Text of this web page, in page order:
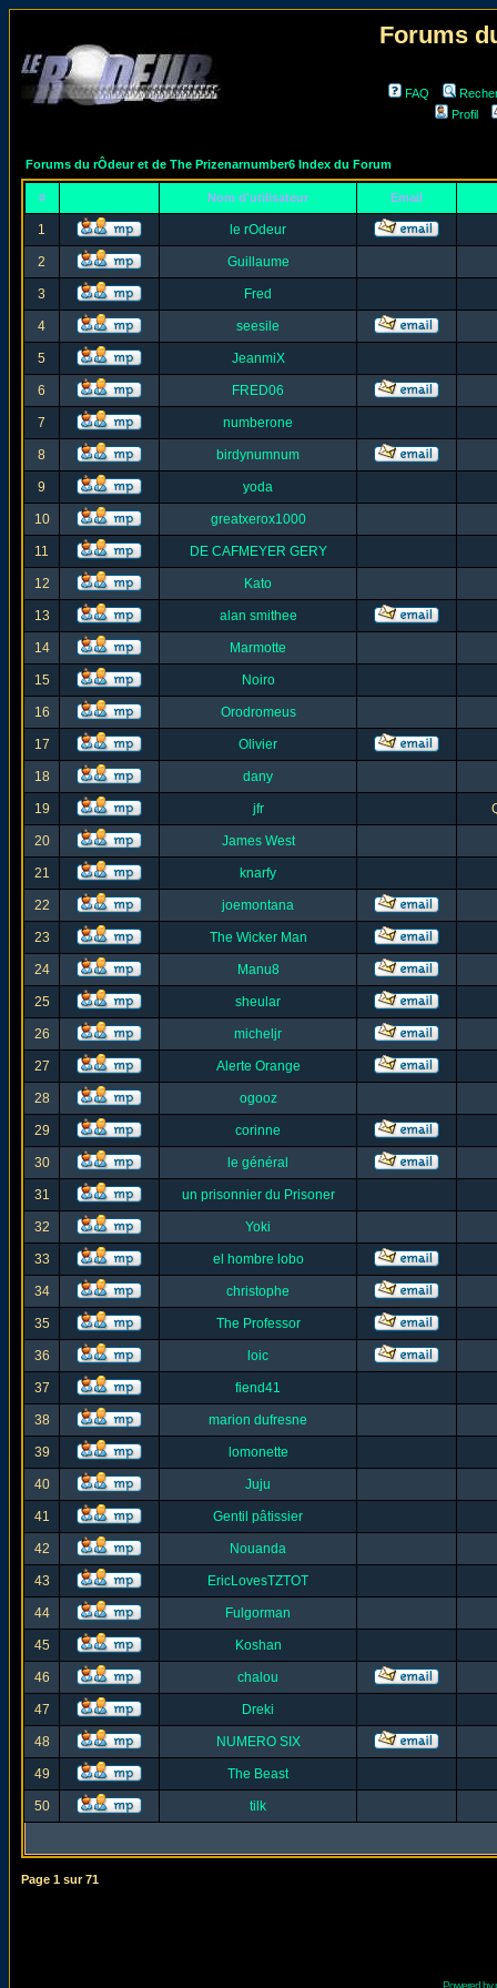
Forums
FAQ
Profil
Forums du rÔdeur et de The Prizenarnumber6 Index du Forum
# Nom d'utilisateur Email
1 le rOdeur
2 Guillaume
3 Fred
4 seesile
5 JeanmiX
6 FRED06
7 numberone
8 birdynumnum
9 yoda
10 greatxerox1000
11 DE CAFMEYER GERY
12 Kato
13 alan smithee
14 Marmotte
15 Noiro
16 Orodromeus
17 Olivier
18 dany
19 jfr
20 James West
21 knarfy
22 joemontana
23 The Wicker Man
24 Manu8
25 sheular
26 micheljr
27 Alerte Orange
28 ogooz
29 corinne
30 le général
31 un prisonnier du Prisoner
32 Yoki
33 el hombre lobo
34 christophe
35 The Professor
36 loic
37 fiend41
38 marion dufresne
39 lomonette
40 Juju
41 Gentil pâtissier
42 Nouanda
43 EricLovesTZTOT
44 Fulgorman
45 Koshan
46 chalou
47 Dreki
48 NUMERO SIX
49 The Beast
50 tilk
Page 1 sur71
Powered by